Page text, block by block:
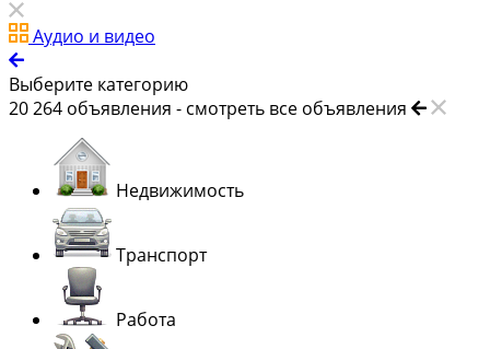
Аудио и видео
Выберите категорию
20 264 объявления - смотреть все объявления
Недвижимость
Транспорт
Работа